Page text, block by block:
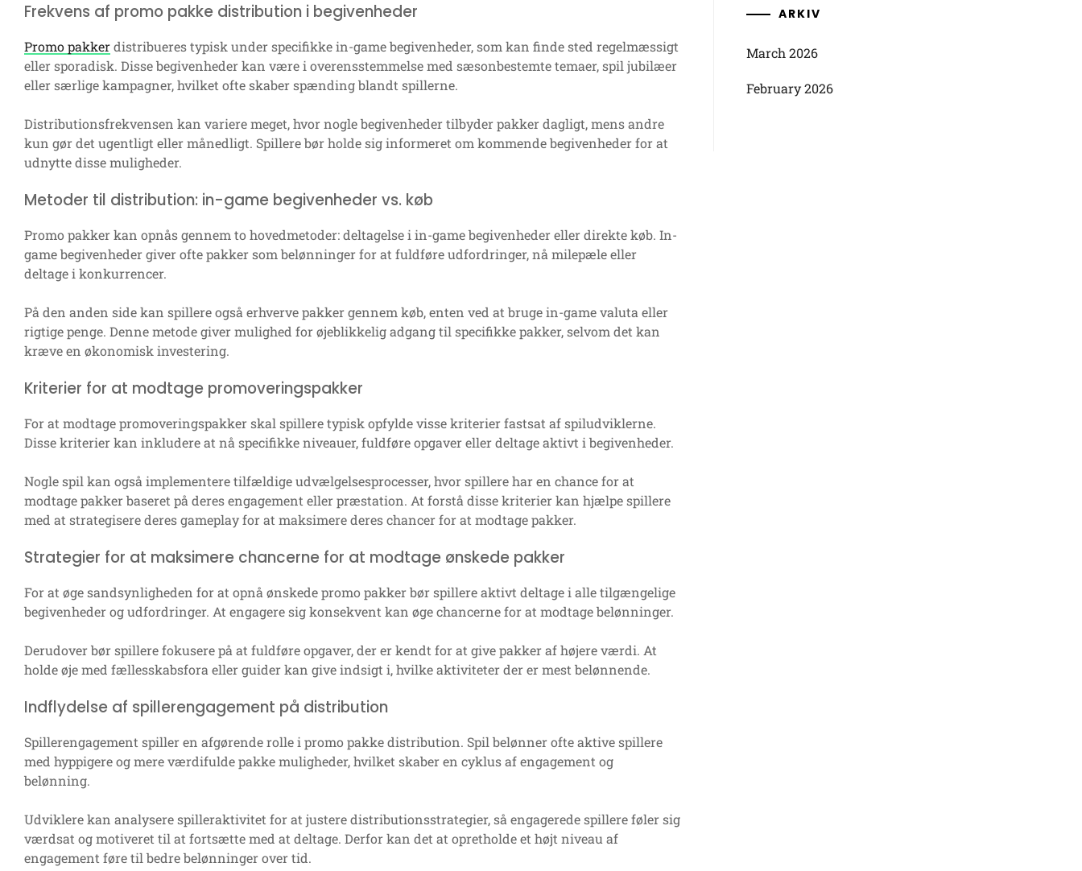
Frekvens af promo pakke distribution i begivenheder
Promo pakkerdistribueres typisk under specifikke in-game begivenheder, som kan finde sted regelmæssigt
eller sporadisk. Disse begivenheder kan være i overensstemmelse med sæsonbestemte temaer, spil jubilæer
eller særlige kampagner, hvilket ofte skaber spænding blandt spillerne.
Distributionsfrekvensen kan variere meget, hvor nogle begivenheder tilbyder pakker dagligt, mens andre
kun gør det ugentligt eller månedligt. Spillere bør holde sig informeret om kommende begivenheder for at
udnytte disse muligheder.
Metoder til distribution: in-game begivenheder vs. køb
Promo pakker kan opnås gennem to hovedmetoder: deltagelse i in-game begivenheder eller direkte køb. In-
game begivenheder giver ofte pakker som belønninger for at fuldføre udfordringer, nå milepæle eller
deltage i konkurrencer.
På den anden side kan spillere også erhverve pakker gennem køb, enten ved at bruge in-game valuta eller
rigtige penge. Denne metode giver mulighed for øjeblikkelig adgang til specifikke pakker, selvom det kan
kræve en økonomisk investering.
Kriterier for at modtage promoveringspakker
For at modtage promoveringspakker skal spillere typisk opfylde visse kriterier fastsat af spiludviklerne.
Disse kriterier kan inkludere at nå specifikke niveauer, fuldføre opgaver eller deltage aktivt i begivenheder.
Nogle spil kan også implementere tilfældige udvælgelsesprocesser, hvor spillere har en chance for at
modtage pakker baseret på deres engagement eller præstation. At forstå disse kriterier kan hjælpe spillere
med at strategisere deres gameplay for at maksimere deres chancer for at modtage pakker.
Strategier for at maksimere chancerne for at modtage ønskede pakker
For at øge sandsynligheden for at opnå ønskede promo pakker bør spillere aktivt deltage i alle tilgængelige
begivenheder og udfordringer. At engagere sig konsekvent kan øge chancerne for at modtage belønninger.
Derudover bør spillere fokusere på at fuldføre opgaver, der er kendt for at give pakker af højere værdi. At
holde øje med fællesskabsfora eller guider kan give indsigt i, hvilke aktiviteter der er mest belønnende.
Indflydelse af spillerengagement på distribution
Spillerengagement spiller en afgørende rolle i promo pakke distribution. Spil belønner ofte aktive spillere
med hyppigere og mere værdifulde pakke muligheder, hvilket skaber en cyklus af engagement og
belønning.
Udviklere kan analysere spilleraktivitet for at justere distributionsstrategier, så engagerede spillere føler sig
værdsat og motiveret til at fortsætte med at deltage. Derfor kan det at opretholde et højt niveau af
engagement føre til bedre belønninger over tid.
ARKIV
March 2026
February 2026